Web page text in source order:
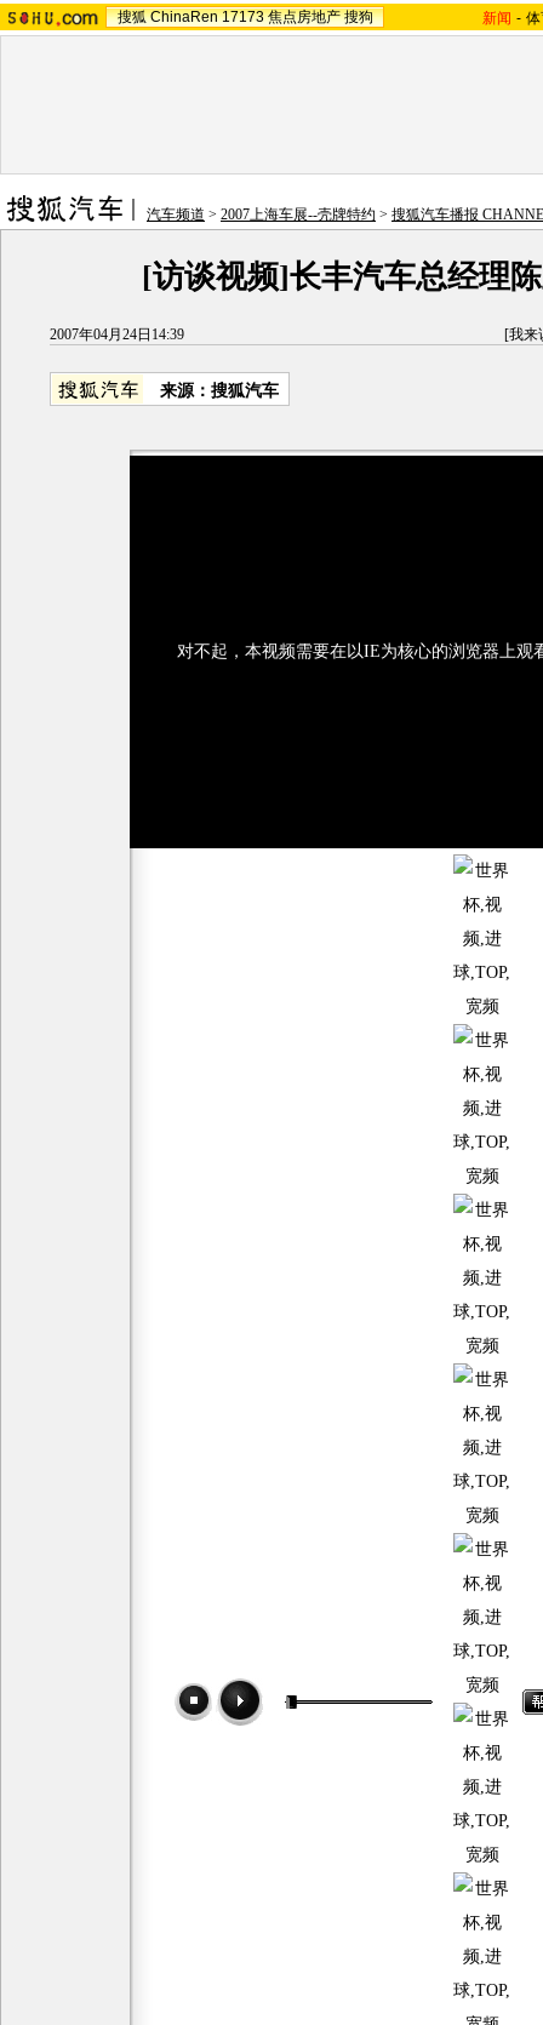
搜狐 ChinaRen 17173 焦点房地产 搜狗 新闻 -
汽车频道 > 2007上海车展--壳牌特约 > 搜狐汽车播报
[访谈视频]长丰汽车总经理
2007年04月24日14:39 [我来
来源：搜狐汽车
对不起，本视频需要在以IE为核心的浏览器上观